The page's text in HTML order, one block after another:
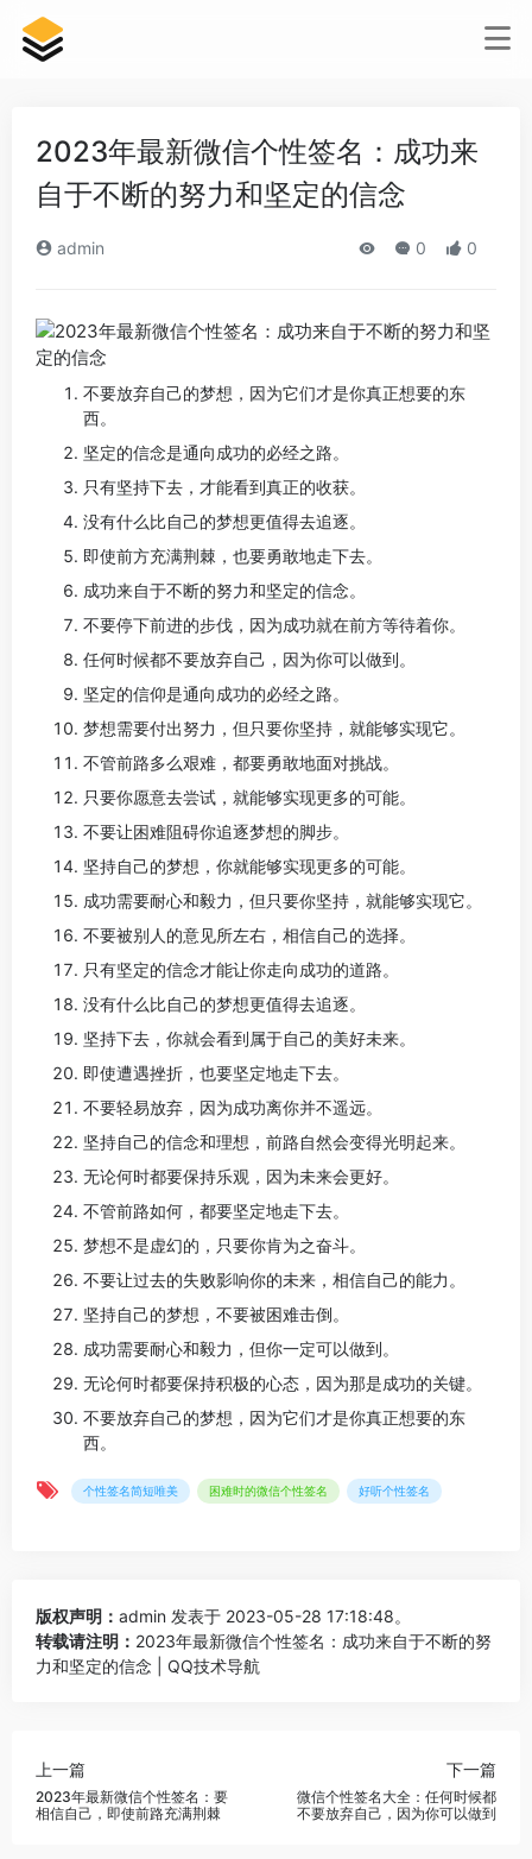
2023年最新微信个性签名：成功来
自于不断的努力和坚定的信念
admin 0 0
不要放弃自己的梦想，因为它们才是你真正想要的东
西。
坚定的信念是通向成功的必经之路。
只有坚持下去，才能看到真正的收获。
没有什么比自己的梦想更值得去追逐。
即使前方充满荆棘，也要勇敢地走下去。
成功来自于不断的努力和坚定的信念。
不要停下前进的步伐，因为成功就在前方等待着你。
任何时候都不要放弃自己，因为你可以做到。
坚定的信仰是通向成功的必经之路。
梦想需要付出努力，但只要你坚持，就能够实现它。
不管前路多么艰难，都要勇敢地面对挑战。
只要你愿意去尝试，就能够实现更多的可能。
不要让困难阻碍你追逐梦想的脚步。
坚持自己的梦想，你就能够实现更多的可能。
成功需要耐心和毅力，但只要你坚持，就能够实现它。
不要被别人的意见所左右，相信自己的选择。
只有坚定的信念才能让你走向成功的道路。
没有什么比自己的梦想更值得去追逐。
坚持下去，你就会看到属于自己的美好未来。
即使遭遇挫折，也要坚定地走下去。
不要轻易放弃，因为成功离你并不遥远。
坚持自己的信念和理想，前路自然会变得光明起来。
无论何时都要保持乐观，因为未来会更好。
不管前路如何，都要坚定地走下去。
梦想不是虚幻的，只要你肯为之奋斗。
不要让过去的失败影响你的未来，相信自己的能力。
坚持自己的梦想，不要被困难击倒。
成功需要耐心和毅力，但你一定可以做到。
无论何时都要保持积极的心态，因为那是成功的关键。
不要放弃自己的梦想，因为它们才是你真正想要的东
西。
个性签名简短唯美 困难时的微信个性签名 好听个性签名
版权声明： admin 发表于 2023-05-28 17:18:48。
转载请注明： 2023年最新微信个性签名：成功来自于不断的努
力和坚定的信念 | QQ技术导航
上一篇
2023年最新微信个性签名：要
相信自己，即使前路充满荆棘
下一篇
微信个性签名大全：任何时候都
不要放弃自己，因为你可以做到